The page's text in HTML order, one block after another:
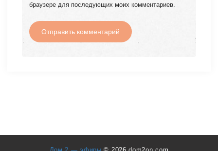
браузере для последующих моих комментариев.